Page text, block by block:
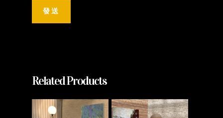
Related Products